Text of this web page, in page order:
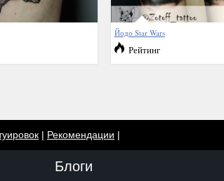
Йодо Star Wars
Рейтинг
| Рекомендации |
Блоги